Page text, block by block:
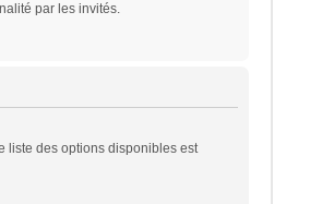
par les invités.
liste des options disponibles est